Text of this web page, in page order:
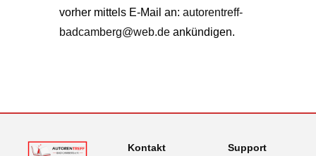
vorher mittels E-Mail an: autorentreff-
badcamberg@web.de ankündigen.
Kontakt
Support